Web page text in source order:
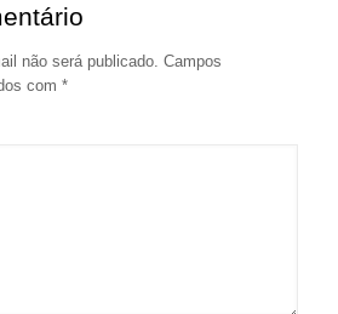
não será publicado. Campos
com *